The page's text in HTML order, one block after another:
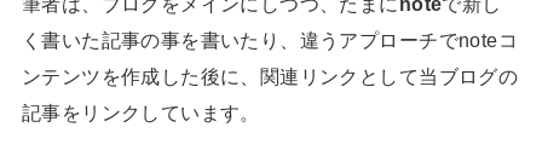
く書いた記事の事を書いたり、違うアプローチでnoteコ
ンテンツを作成した後に、関連リンクとして当ブログの
記事をリンクしています。